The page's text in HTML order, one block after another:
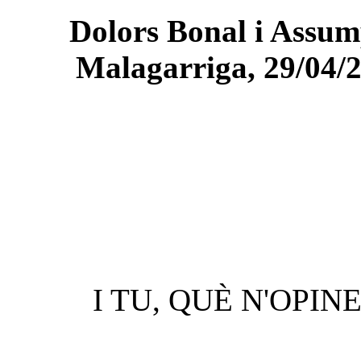
Dolors Bonal i
Malagarriga, 29/04/
I TU, QUÈ